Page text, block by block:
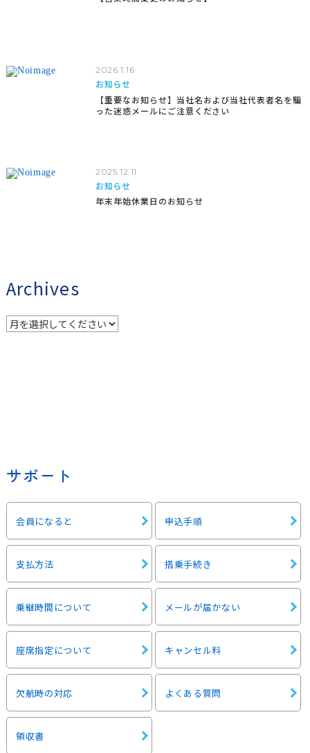
2026.1.16
お知らせ
【重要なお知らせ】当社名および当社代表者名を騙
った迷惑メールにご注意ください
2025.12.11
お知らせ
年末年始休業日のお知らせ
Archives
サポート
会員になると 申込手順
支払方法 搭乗手続き
乗継時間について メールが届かない
座席指定について キャンセル料
欠航時の対応 よくある質問
領収書